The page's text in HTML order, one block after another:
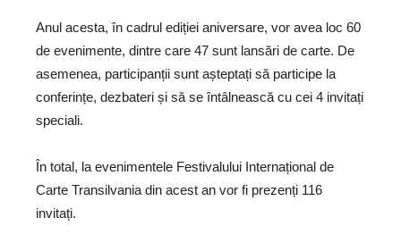
Anul acesta, în cadrul ediției aniversare, vor avea loc 60
de evenimente, dintre care 47 sunt lansări de carte. De
asemenea, participanții sunt așteptați să participe la
conferințe, dezbateri și să se întâlnească cu cei 4 invitați
speciali.
În total, la evenimentele Festivalului Internațional de
Carte Transilvania din acest an vor fi prezenți 116
invitați.